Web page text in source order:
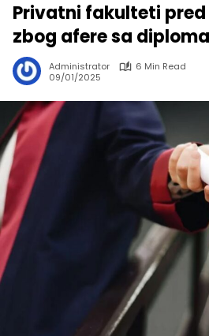
Privatni fakulteti
zbog afere sa
Administrator
6 Min Read
09/01/2025